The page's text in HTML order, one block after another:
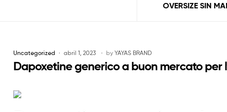
ponemos
nosotros,
el
OVERSIZE SIN
Uncategorized abril 1, 2023 by YAYAS BRAND
Dapoxetine generico a buon mercato per